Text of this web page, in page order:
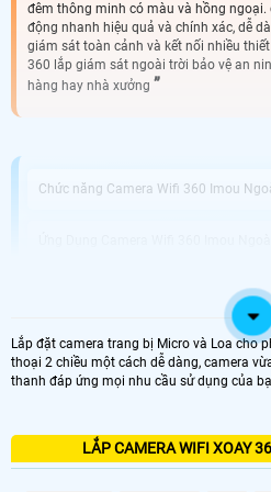
đêm thông minh có màu và hồng
động nhanh hiệu quả và chính xác, dễ
giám sát toàn cảnh và kết nối nhiều
360 lắp giám sát ngoài trời bảo vệ an
hàng hay nhà xưởng
Chức năng Camera Wifi 360 Imou
Thương Hiệu Camera 360 Imou Ngoài
Công ty Camera An Thành Phát Lắp
Tín
hảo cho hệ thống giám sát ngoại trời như
nuôi. Với khả năng chống chịu mưa nắng
Lắp đặt camera trang bị Micro và Loa cho
thoại 2 chiều một cách dễ dàng, camera
thanh đáp ứng mọi nhu cầu sử dụng của
LẮP CAMERA WIFI XOAY